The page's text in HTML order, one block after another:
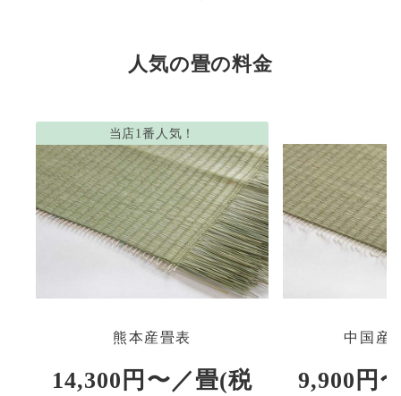
人気の畳の料金
当店1番人気！
熊本産畳表
14,300円〜／畳(税
中国産
9,900円